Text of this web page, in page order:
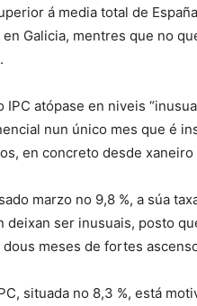
á media total de
Galicia, mentres que no
atópase en niveis
nun único mes que é
en concreto desde xaneiro
marzo no 9,8 %, a súa
ser inusuais, posto
meses de fortes
situada no 8,3 %, está